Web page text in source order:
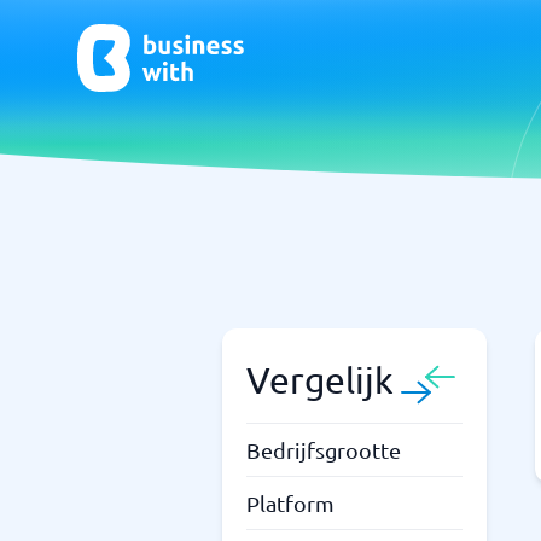
Niet zeker welk systeem?
Vergelijk
Bedrijfsgrootte
Platform